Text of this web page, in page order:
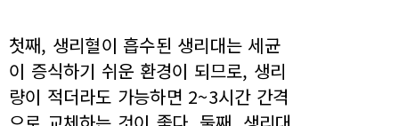
첫째, 생리혈이 흡수된 생리대는 세균
이 증식하기 쉬운 환경이 되므로, 생리
량이 적더라도 가능하면 2~3시간 간격